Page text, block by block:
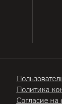
Политика
Согласие